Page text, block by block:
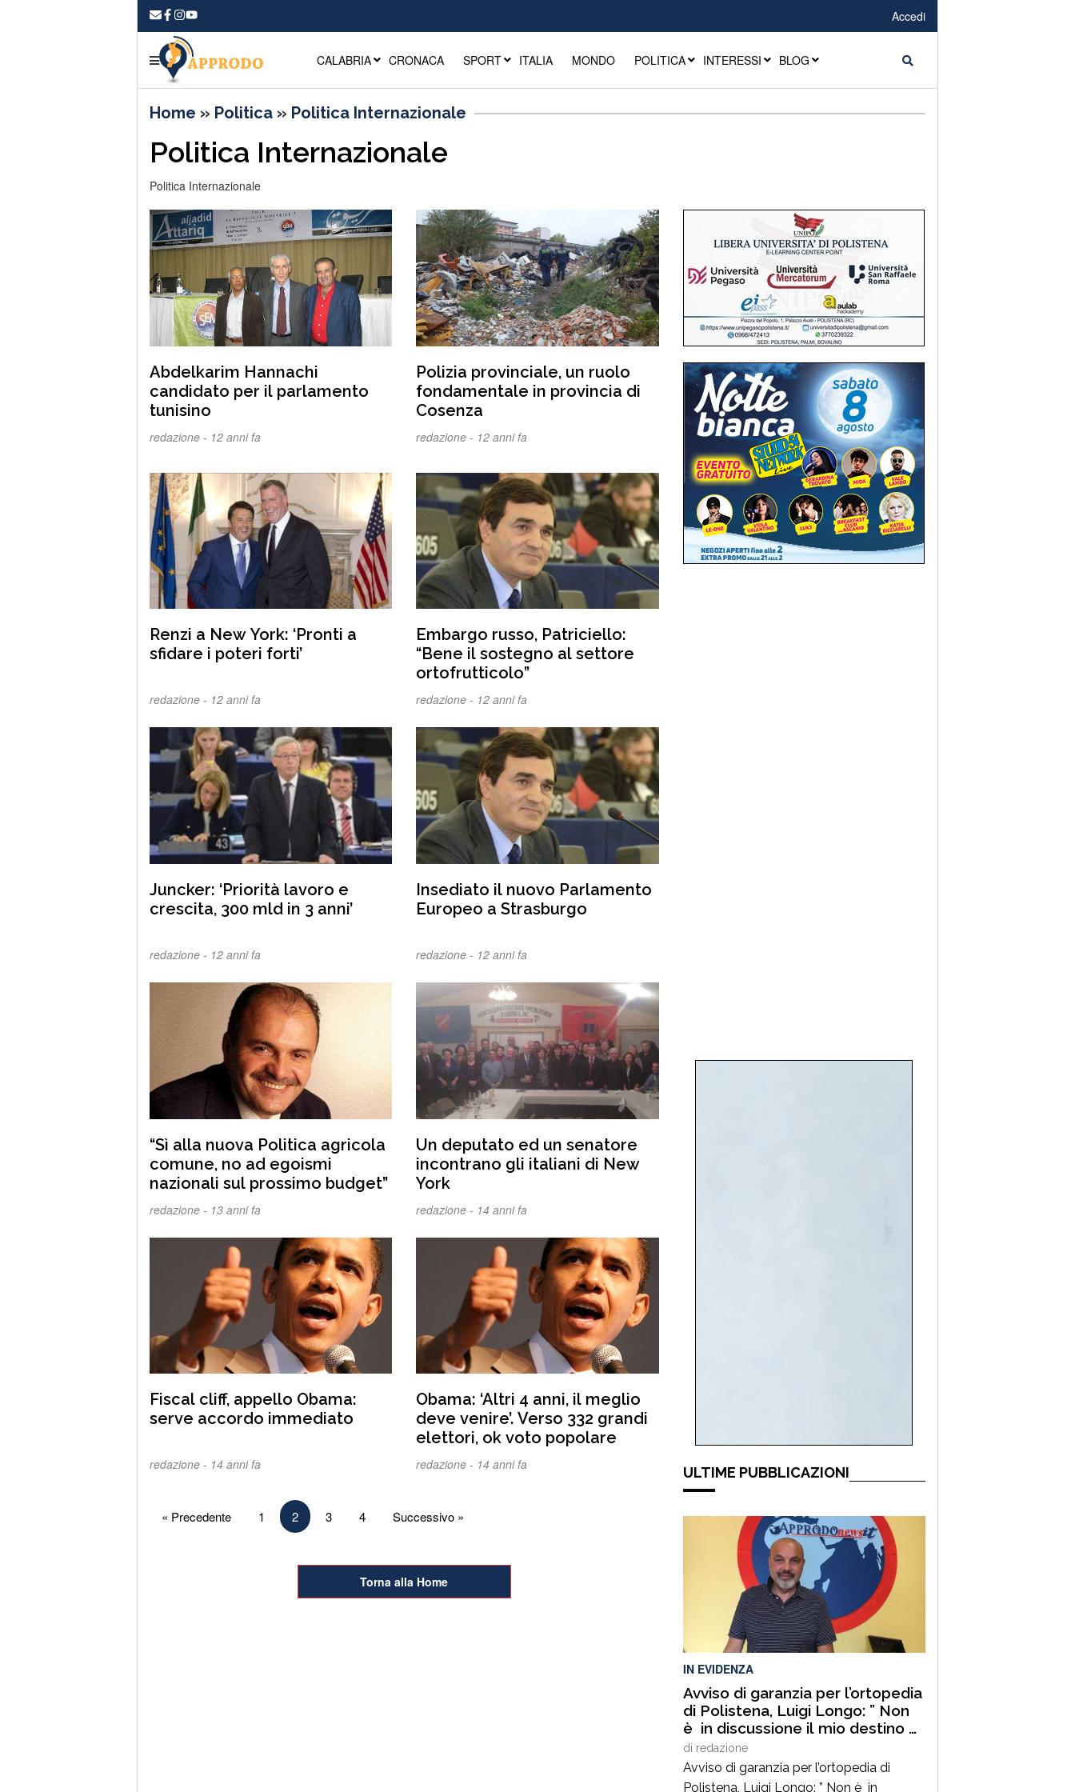
Accedi
CALABRIA CRONACA SPORT ITALIA MONDO POLITICA INTERESSI BLOG
Home » Politica » Politica Internazionale
Politica Internazionale
Politica Internazionale
Abdelkarim Hannachi
candidato per il parlamento
tunisino
redazione - 12 anni fa
Polizia provinciale, un ruolo
fondamentale in provincia di
Cosenza
redazione - 12 anni fa
Renzi a New York: ‘Pronti a
sfidare i poteri forti’
redazione - 12 anni fa
Embargo russo, Patriciello:
“Bene il sostegno al settore
ortofrutticolo”
redazione - 12 anni fa
Juncker: ‘Priorità lavoro e
crescita, 300 mld in 3 anni’
redazione - 12 anni fa
Insediato il nuovo Parlamento
Europeo a Strasburgo
redazione - 12 anni fa
“Sì alla nuova Politica agricola
comune, no ad egoismi
nazionali sul prossimo budget”
redazione - 13 anni fa
Un deputato ed un senatore
incontrano gli italiani di New
York
redazione - 14 anni fa
Fiscal cliff, appello Obama:
serve accordo immediato
redazione - 14 anni fa
Obama: ‘Altri 4 anni, il meglio
deve venire’. Verso 332 grandi
elettori, ok voto popolare
redazione - 14 anni fa
Paginazione
« Precedente 1 2 3 4 Successivo »
Torna alla Home
ULTIME PUBBLICAZIONI
IN EVIDENZA
Avviso di garanzia per l’ortopedia
di Polistena, Luigi Longo: ” Non
è in discussione il mio destino di
uomo, ma quello di salvare la
sanità pubblica ed il rispetto
delle regole democratiche. Non
di redazione
Avviso di garanzia per l’ortopedia di
Polistena, Luigi Longo: ” Non è in